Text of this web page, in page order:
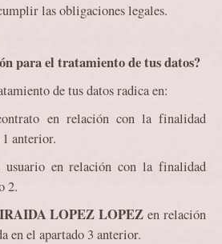
las obligaciones legales.
para el tratamiento de tus datos?
de tus datos radica en:
en relación con la finalidad
anterior.
usuario en relación con la finalidad
2.
IRAIDA LOPEZ LOPEZ en relación
en el apartado 3 anterior.